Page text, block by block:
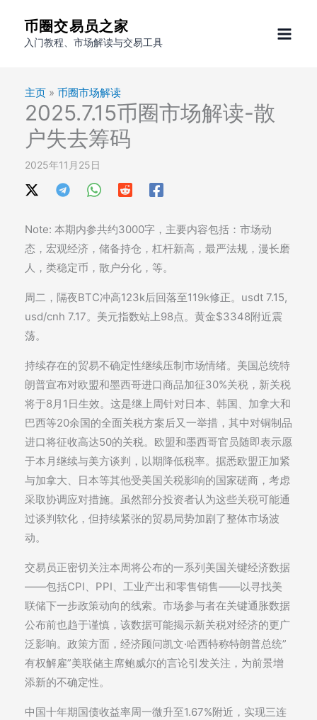
币圈交易员之家
入门教程、市场解读与交易工具
主页 » 币圈市场解读
2025.7.15币圈市场解读-散
户失去筹码
2025年11月25日
Note: 本期内参共约3000字，主要内容包括：市场动
态，宏观经济，储备持仓，杠杆新高，最严法规，漫长磨
人，类稳定币，散户分化，等。
周二，隔夜BTC冲高123k后回落至119k修正。usdt 7.15,
usd/cnh 7.17。美元指数站上98点。黄金$3348附近震
荡。
持续存在的贸易不确定性继续压制市场情绪。美国总统特
朗普宣布对欧盟和墨西哥进口商品加征30%关税，新关税
将于8月1日生效。这是继上周针对日本、韩国、加拿大和
巴西等20余国的全面关税方案后又一举措，其中对铜制品
进口将征收高达50的关税。欧盟和墨西哥官员随即表示愿
于本月继续与美方谈判，以期降低税率。据悉欧盟正加紧
与加拿大、日本等其他受美国关税影响的国家磋商，考虑
采取协调应对措施。虽然部分投资者认为这些关税可能通
过谈判软化，但持续紧张的贸易局势加剧了整体市场波
动。
交易员正密切关注本周将公布的一系列美国关键经济数据
——包括CPI、PPI、工业产出和零售销售——以寻找美
联储下一步政策动向的线索。市场参与者在关键通胀数据
公布前也趋于谨慎，该数据可能揭示新关税对经济的更广
泛影响。政策方面，经济顾问凯文·哈西特称特朗普总统”
有权解雇”美联储主席鲍威尔的言论引发关注，为前景增
添新的不确定性。
中国十年期国债收益率周一微升至1.67%附近，实现三连